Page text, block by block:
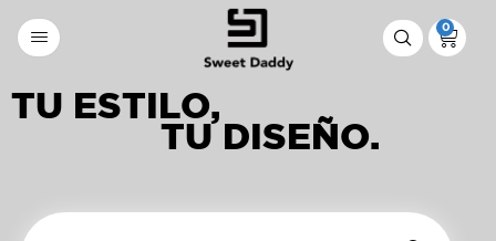
0
TU ESTILO,
TU DISEÑO.